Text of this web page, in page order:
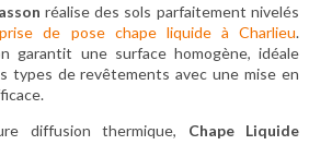
réalise des sols parfaitement nivelés
de pose chape liquide à Charlieu.
garantit une surface homogène, idéale
types de revêtements avec une mise en
diffusion thermique, Chape Liquide